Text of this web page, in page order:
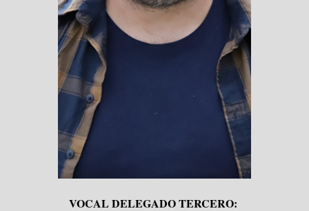
VOCAL DELEGADO TERCERO: